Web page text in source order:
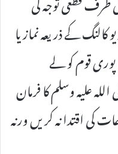
کے ذریعہ نماز یا
قوم کو لے
علیہ وسلم کا فرمان
کی اقتدا نہ کریں ورنہ